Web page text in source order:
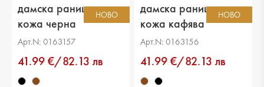
35.99 €
НОВО
дамска раница еко
кожа черна
Арт.N: 0163157
41.99 €/82.13 лв
НОВО
дамска раница еко
кожа кафява
Арт.N: 0163156
41.99 €/82.13 лв